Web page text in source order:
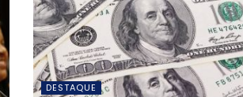
DESTAQUE